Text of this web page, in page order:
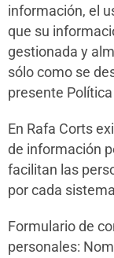
información, el
que su
gestionada y
sólo como se
presente
En Rafa Corts
de información
facilitan las
por cada
Formulario de
personales: